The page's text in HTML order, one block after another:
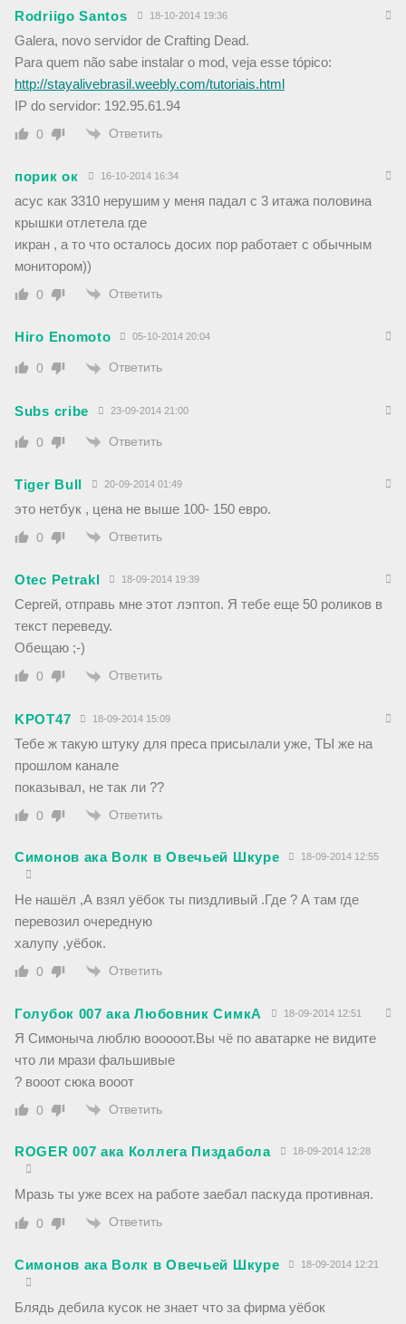
Rodriigo Santos 18-10-2014 19:36
Galera, novo servidor de Crafting Dead.
Para quem não sabe instalar o mod, veja esse tópico:
http://stayalivebrasil.weebly.com/tutoriais.html
IP do servidor: 192.95.61.94
0 Ответить
порик ок 16-10-2014 16:34
асус как 3310 нерушим у меня падал с 3 итажа половина
крышки отлетела где
икран , а то что осталось досих пор работает с обычным
монитором))
0 Ответить
Hiro Enomoto 05-10-2014 20:04
0 Ответить
Subs cribe 23-09-2014 21:00
0 Ответить
Tiger Bull 20-09-2014 01:49
это нетбук , цена не выше 100- 150 евро.
0 Ответить
Otec Petrakl 18-09-2014 19:39
Сергей, отправь мне этот лэптоп. Я тебе еще 50 роликов в
текст переведу.
Обещаю ;-)
0 Ответить
KPOT47 18-09-2014 15:09
Тебе ж такую штуку для преса присылали уже, ТЫ же на
прошлом канале
показывал, не так ли ??
0 Ответить
Симонов ака Волк в Овечьей Шкуре 18-09-2014 12:55
Не нашёл ,А взял уёбок ты пиздливый .Где ? А там где
перевозил очередную
халупу ,уёбок.
0 Ответить
Голубок 007 ака Любовник СимкА 18-09-2014 12:51
Я Симоныча люблю вооооот.Вы чё по аватарке не видите
что ли мрази фальшивые
? вооот сюка вооот
0 Ответить
ROGER 007 ака Коллега Пиздабола 18-09-2014 12:28
Мразь ты уже всех на работе заебал паскуда противная.
0 Ответить
Симонов ака Волк в Овечьей Шкуре 18-09-2014 12:21
Блядь дебила кусок не знает что за фирма уёбок